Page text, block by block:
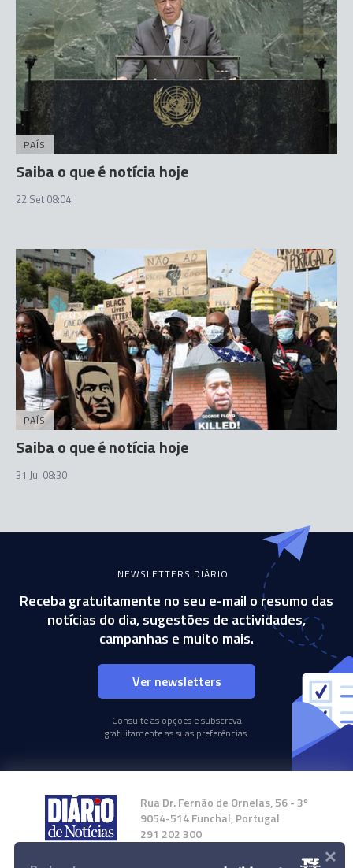
PAÍS
Saiba o que é notícia hoje
22 Set 08:04
PAÍS
Saiba o que é notícia hoje
31 Jul 08:30
NEWSLETTERS DIÁRIO
Receba gratuitamente no seu e-mail o resumo das
notícias do dia, sugestões de actividades,
campanhas e muito mais.
Ver newsletters
Consulte as opções e subscreva
gratuitamente as suas preferências.
Rua Dr. Fernão de Ornelas, 56 - 3º
9054-514 Funchal, Portugal
291 202 300
×